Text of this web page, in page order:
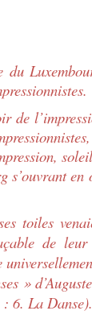
en
toiles
de
»
6. La Danse).